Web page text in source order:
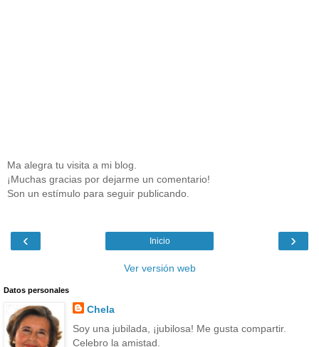
Ma alegra tu visita a mi blog.
¡Muchas gracias por dejarme un comentario!
Son un estímulo para seguir publicando.
‹ ›
Inicio
Ver versión web
Datos personales
Chela
Soy una jubilada, ¡jubilosa! Me gusta compartir.
Celebro la amistad.